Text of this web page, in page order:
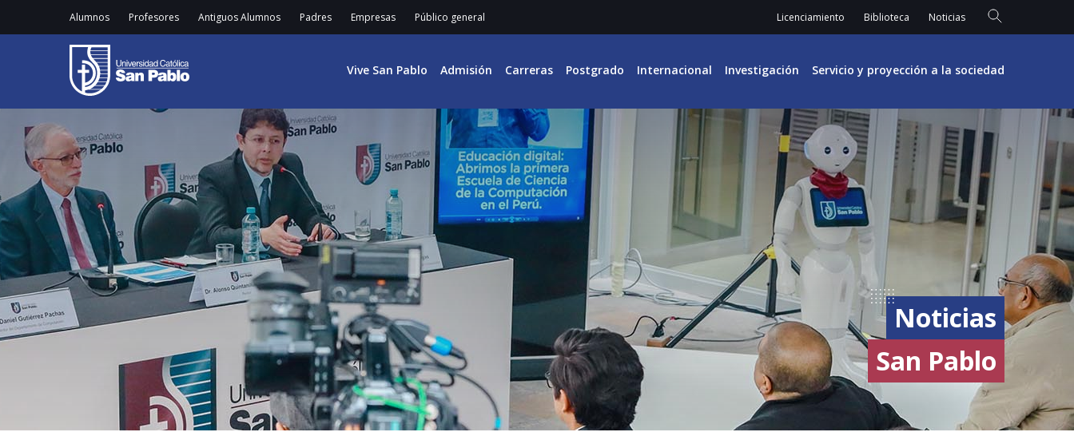
Alumnos Profesores Antiguos Alumnos Padres Empresas Público general Licenciamiento Biblioteca Noticias
Vive San Pablo Admisión Carreras Postgrado Internacional Investigación Servicio y proyección a la sociedad
Noticias
San Pablo